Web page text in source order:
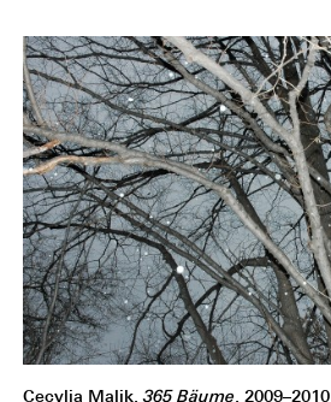
Cecylia Malik,365 Bäume, 2009–2010